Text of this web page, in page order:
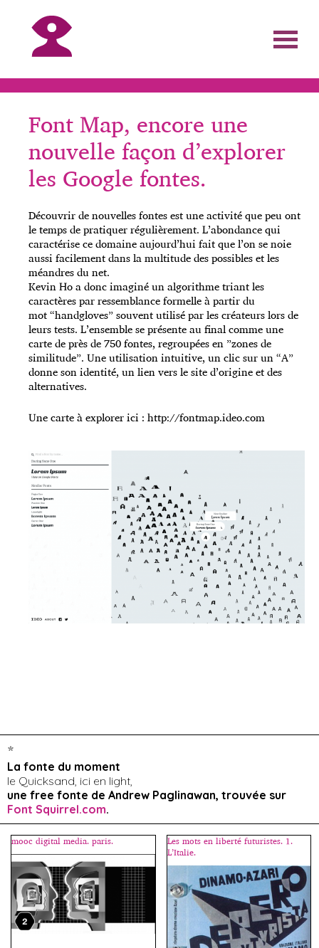
Font Map, encore une
nouvelle façon d’explorer
les Google fontes.
Découvrir de nouvelles fontes est une activité que peu ont
le temps de pratiquer régulièrement. L’abondance qui
caractérise ce domaine aujourd’hui fait que l’on se noie
aussi facilement dans la multitude des possibles et les
méandres du net.
Kevin Ho a donc imaginé un algorithme triant les
caractères par ressemblance formelle à partir du
mot “handgloves” souvent utilisé par les créateurs lors de
leurs tests. L’ensemble se présente au final comme une
carte de près de 750 fontes, regroupées en ”zones de
similitude”. Une utilisation intuitive, un clic sur un “A”
donne son identité, un lien vers le site d’origine et des
alternatives.
Une carte à explorer ici : http://fontmap.ideo.com
*
La fonte du moment
le Quicksand, ici en light,
une free fonte de Andrew Paglinawan, trouvée sur
Font Squirrel.com.
mooc digital media. paris.
Les mots en liberté futuristes. 1.
L’Italie.